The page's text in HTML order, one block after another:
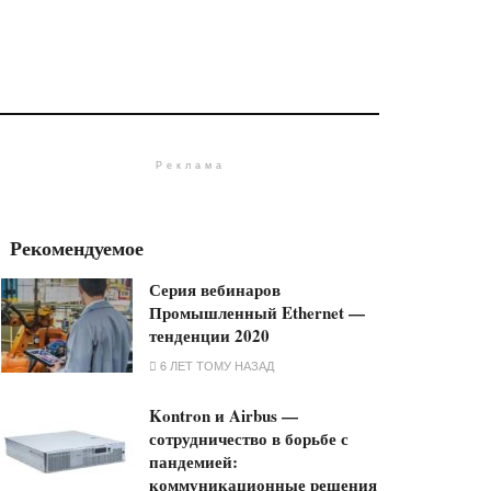
Реклама
Рекомендуемое
Серия вебинаров
Промышленный Ethernet —
тенденции 2020
6 ЛЕТ ТОМУ НАЗАД
Kontron и Airbus —
сотрудничество в борьбе с
пандемией:
коммуникационные решения